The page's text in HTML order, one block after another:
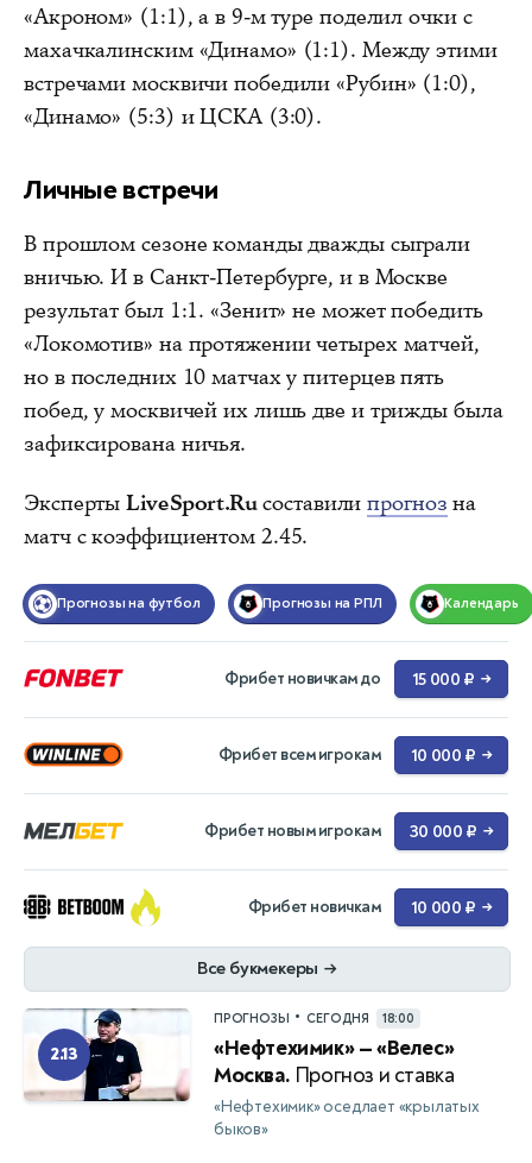
«Акроном» (1:1), а в 9-м туре поделил очки с
махачкалинским «Динамо» (1:1). Между этими
встречами москвичи победили «Рубин» (1:0),
«Динамо» (5:3) и ЦСКА (3:0).
Личные встречи
В прошлом сезоне команды дважды сыграли
вничью. И в Санкт-Петербурге, и в Москве
результат был 1:1. «Зенит» не может победить
«Локомотив» на протяжении четырех матчей,
но в последних 10 матчах у питерцев пять
побед, у москвичей их лишь две и трижды была
зафиксирована ничья.
ЭкспертыLiveSport.Ruсоставилипрогноз на
матч с коэффициентом 2.45.
Прогнозы на футбол Прогнозы на РПЛ Календарь
Фрибет новичкам до 15 000 ₽ →
Фрибет всем игрокам 10 000 ₽ →
Фрибет новым игрокам 30 000 ₽ →
Фрибет новичкам 10 000 ₽ →
Все букмекеры →
2.13
ПРОГНОЗЫ • СЕГОДНЯ 18:00
«Нефтехимик» — «Велес»
Москва. Прогноз и ставка
«Нефтехимик» оседлает «крылатых
быков»